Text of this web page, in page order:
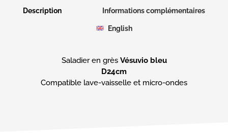
Description Informations complémentaires
English
Saladier en grès Vésuvio bleu
D24cm
Compatible lave-vaisselle et micro-ondes